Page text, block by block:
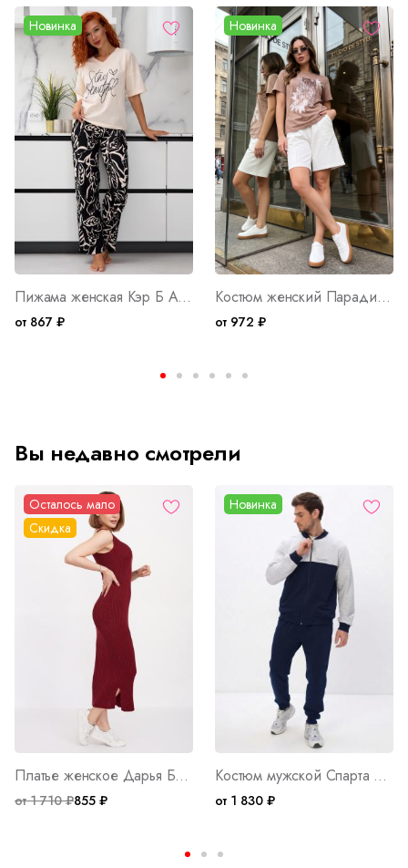
Новинка
Пижама женская Кэр Б Арт. 10401
от 867 ₽
Новинка
Костюм женский Парадиз М Арт. 10404
от 972 ₽
Вы недавно смотрели
Осталось мало
Скидка
Платье женское Дарья Б Арт. 8769
от 1 710 ₽855 ₽
Новинка
Костюм мужской Спарта ТС Арт. 10675
от 1 830 ₽